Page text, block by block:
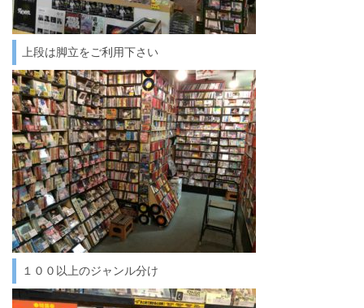
上段は脚立をご利用下さい
１００以上のジャンル分け